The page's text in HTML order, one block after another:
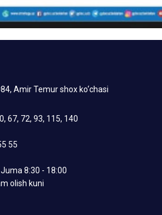
Amir Temur shox ko‘chasi
67, 72, 93, 115, 140
55
8:30 - 18:00
olish kuni